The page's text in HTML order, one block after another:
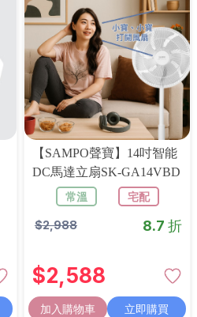
【SAMPO聲寶】14吋智能
DC馬達立扇SK-GA14VBD
常溫
宅配
$2,988 8.7 折
$2,588
加入購物車 立即購買